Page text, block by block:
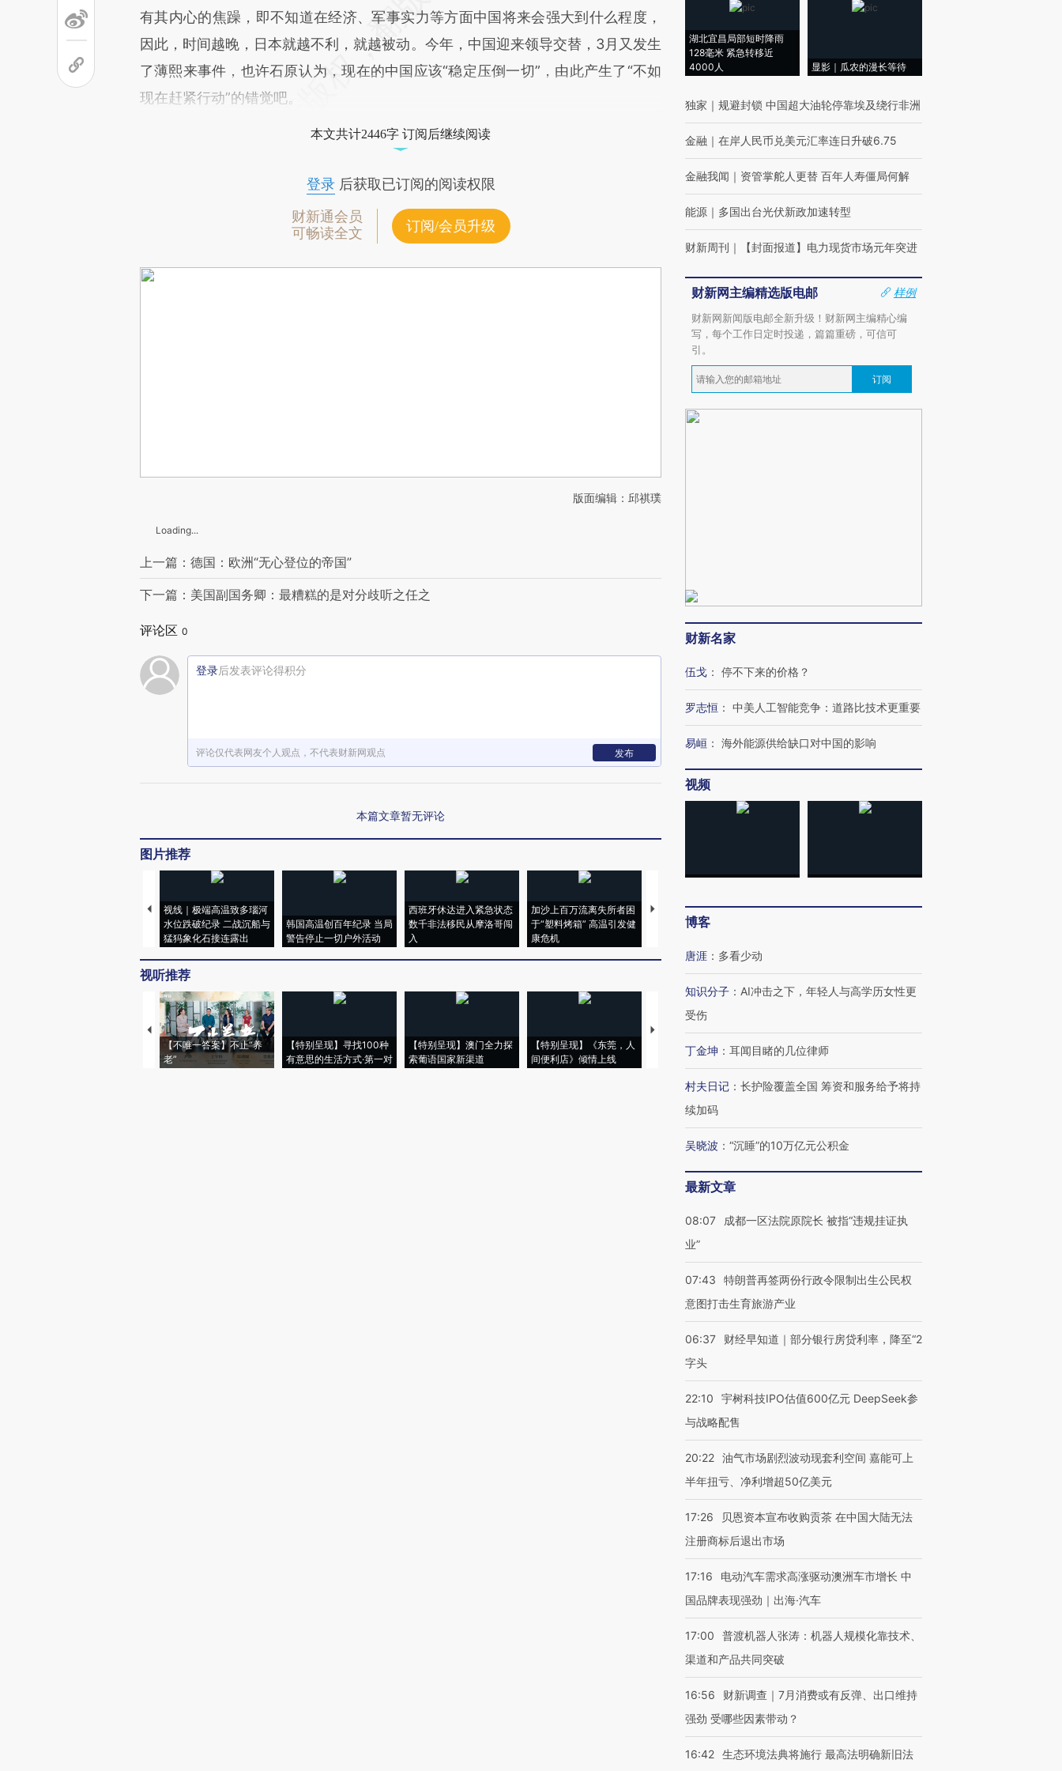
有其内心的焦躁，即不知道在经济、军事实力等方面中国将来会强大到什么程度，
因此，时间越晚，日本就越不利，就越被动。今年，中国迎来领导交替，3月又发生
了薄熙来事件，也许石原认为，现在的中国应该“稳定压倒一切”，由此产生了“不如
现在赶紧行动”的错觉吧。
本文共计2446字 订阅后继续阅读
登录后获取已订阅的阅读权限
财新通会员
可畅读全文
订阅/会员升级
版面编辑：邱祺璞
Loading...
上一篇：德国：欧洲“无心登位的帝国”
下一篇：美国副国务卿：最糟糕的是对分歧听之任之
评论区 0
登录后发表评论得积分
评论仅代表网友个人观点，不代表财新网观点 发布
本篇文章暂无评论
图片推荐
视线｜极端高温致多瑙河
水位跌破纪录 二战沉船与
猛犸象化石接连露出
韩国高温创百年纪录 当局
警告停止一切户外活动
西班牙休达进入紧急状态
数千非法移民从摩洛哥闯
入
加沙上百万流离失所者困
于“塑料烤箱” 高温引发健
康危机
视线｜HYROX的吸金
术：是什么让中产们甘
马航飞行员跨国走私7万
视线｜被称为“蟑螂”的印
视听推荐
【不唯一答案】不止“养
老”
【特别呈现】寻找100种
有意思的生活方式·第一对
【特别呈现】澳门全力探
索葡语国家新渠道
【特别呈现】《东莞，人
间便利店》倾情上线
【推广】走进第四届链博
会，让数智科技“链”接产
【特别呈现】寻找100种
有意思的生活方式·第三对
【商旅对话】华住集团
湖北宜昌局部短时降雨
128毫米 紧急转移近
4000人
显影｜瓜农的漫长等待
独家 ｜ 规避封锁 中国超大油轮停靠埃及绕行非洲
金融 ｜ 在岸人民币兑美元汇率连日升破6.75
金融我闻 ｜ 资管掌舵人更替 百年人寿僵局何解
能源 ｜ 多国出台光伏新政加速转型
财新周刊 ｜ 【封面报道】电力现货市场元年突进
财新网主编精选版电邮
样例
财新网新闻版电邮全新升级！财新网主编精心编
写，每个工作日定时投递，篇篇重磅，可信可
引。
订阅
财新名家
伍戈 ： 停不下来的价格？
罗志恒 ： 中美人工智能竞争：道路比技术更重要
易峘 ： 海外能源供给缺口对中国的影响
视频
博客
唐涯 ： 多看少动
知识分子 ： AI冲击之下，年轻人与高学历女性更
受伤
丁金坤 ： 耳闻目睹的几位律师
村夫日记 ： 长护险覆盖全国 筹资和服务给予将持
续加码
吴晓波 ： “沉睡”的10万亿元公积金
最新文章
08:07
成都一区法院原院长 被指“违规挂证执
业”
07:43
特朗普再签两份行政令限制出生公民权
意图打击生育旅游产业
06:37
财经早知道｜部分银行房贷利率，降至“2
字头
22:10
宇树科技IPO估值600亿元 DeepSeek参
与战略配售
20:22 油气市场剧烈波动现套利空间 嘉能可上
半年扭亏、净利增超50亿美元
17:26
贝恩资本宣布收购贡茶 在中国大陆无法
注册商标后退出市场
17:16
电动汽车需求高涨驱动澳洲车市增长 中
国品牌表现强劲｜出海·汽车
17:00
普渡机器人张涛：机器人规模化靠技术、
渠道和产品共同突破
16:56
财新调查｜7月消费或有反弹、出口维持
强劲 受哪些因素带动？
16:42 生态环境法典将施行 最高法明确新旧法